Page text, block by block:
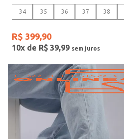
TAMANHO
35
36
37
38
40
34 35 36 37 38
R$ 399,90
10x de R$ 39,99